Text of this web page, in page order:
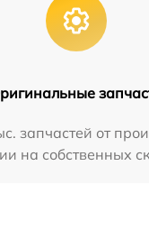
запчастей от
на собственных